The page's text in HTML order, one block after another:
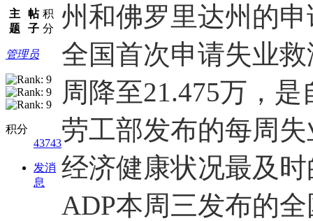
主
题
帖
子
积
分
管理员
积分
43743
发消
息
州和佛罗里达州的
全国首次申请失业
周降至21.475万，
劳工部发布的每周
经济健康状况最及
ADP本周三发布的